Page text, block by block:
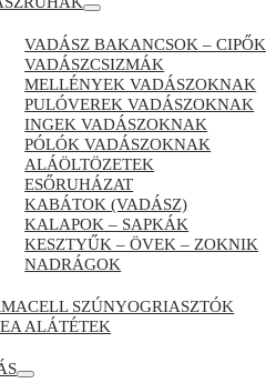
VADÁSZ BAKANCSOK – CIPŐK
VADÁSZCSIZMÁK
MELLÉNYEK VADÁSZOKNAK
PULÓVEREK VADÁSZOKNAK
INGEK VADÁSZOKNAK
PÓLÓK VADÁSZOKNAK
ALÁÖLTÖZETEK
ESŐRUHÁZAT
KABÁTOK (VADÁSZ)
KALAPOK – SAPKÁK
KESZTYŰK – ÖVEK – ZOKNIK
NADRÁGOK
SZÚNYOGRIASZTÓK
ALÁTÉTEK